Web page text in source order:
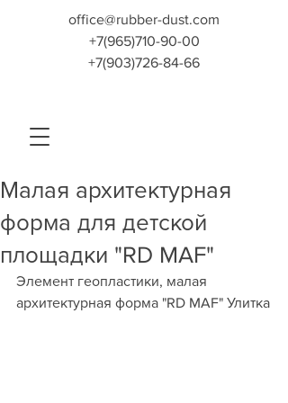
office@rubber-dust.com
+7(965)710-90-00
+7(903)726-84-66
Малая архитектурная
форма для детской
площадки "RD MAF"
Элемент геопластики, малая
архитектурная форма "RD MAF" Улитка